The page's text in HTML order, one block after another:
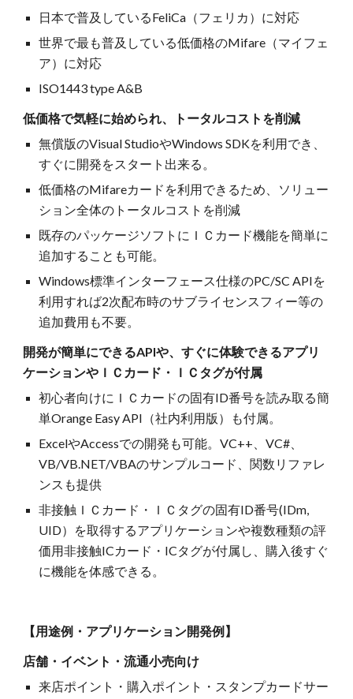
日本で普及しているFeliCa（フェリカ）に対応
世界で最も普及している低価格のMifare（マイフェ
ア）に対応
ISO1443 type A&B
低価格で気軽に始められ、トータルコストを削減
無償版のVisual StudioやWindows SDKを利用でき、
すぐに開発をスタート出来る。
低価格のMifareカードを利用できるため、ソリュー
ション全体のトータルコストを削減
既存のパッケージソフトにＩＣカード機能を簡単に
追加することも可能。
Windows標準インターフェース仕様のPC/SC APIを
利用すれば2次配布時のサブライセンスフィー等の
追加費用も不要。
開発が簡単にできるAPIや、すぐに体験できるアプリ
ケーションやＩＣカード・ＩＣタグが付属
初心者向けにＩＣカードの固有ID番号を読み取る簡
単Orange Easy API（社内利用版）も付属。
ExcelやAccessでの開発も可能。VC++、VC#、
VB/VB.NET/VBAのサンプルコード、関数リファレ
ンスも提供
非接触ＩＣカード・ＩＣタグの固有ID番号(IDm,
UID）を取得するアプリケーションや複数種類の評
価用非接触ICカード・ICタグが付属し、購入後すぐ
に機能を体感できる。
【用途例・アプリケーション開発例】
店舗・イベント・流通小売向け
来店ポイント・購入ポイント・スタンプカードサー